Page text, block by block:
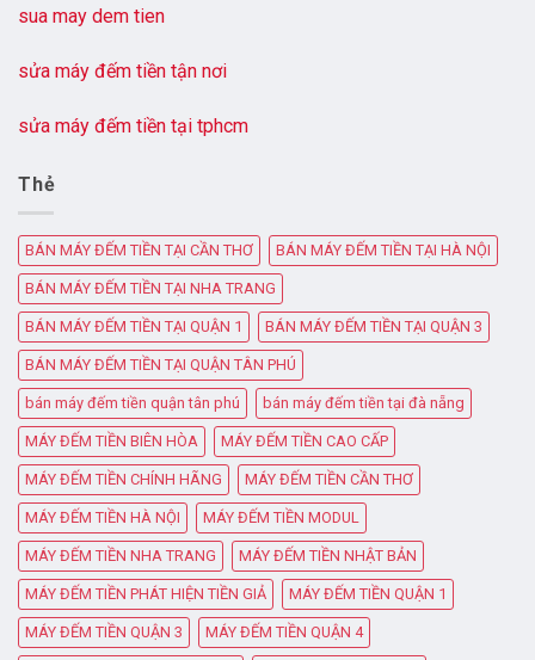
sua may dem tien
sửa máy đếm tiền tận nơi
sửa máy đếm tiền tại tphcm
Thẻ
BÁN MÁY ĐẾM TIỀN TẠI CẦN THƠ BÁN MÁY ĐẾM TIỀN TẠI HÀ NỘI
BÁN MÁY ĐẾM TIỀN TẠI NHA TRANG
BÁN MÁY ĐẾM TIỀN TẠI QUẬN 1 BÁN MÁY ĐẾM TIỀN TẠI QUẬN 3
BÁN MÁY ĐẾM TIỀN TẠI QUẬN TÂN PHÚ
bán máy đếm tiền quận tân phú bán máy đếm tiền tại đà nẵng
MÁY ĐẾM TIỀN BIÊN HÒA MÁY ĐẾM TIỀN CAO CẤP
MÁY ĐẾM TIỀN CHÍNH HÃNG MÁY ĐẾM TIỀN CẦN THƠ
MÁY ĐẾM TIỀN HÀ NỘI MÁY ĐẾM TIỀN MODUL
MÁY ĐẾM TIỀN NHA TRANG MÁY ĐẾM TIỀN NHẬT BẢN
MÁY ĐẾM TIỀN PHÁT HIỆN TIỀN GIẢ MÁY ĐẾM TIỀN QUẬN 1
MÁY ĐẾM TIỀN QUẬN 3 MÁY ĐẾM TIỀN QUẬN 4